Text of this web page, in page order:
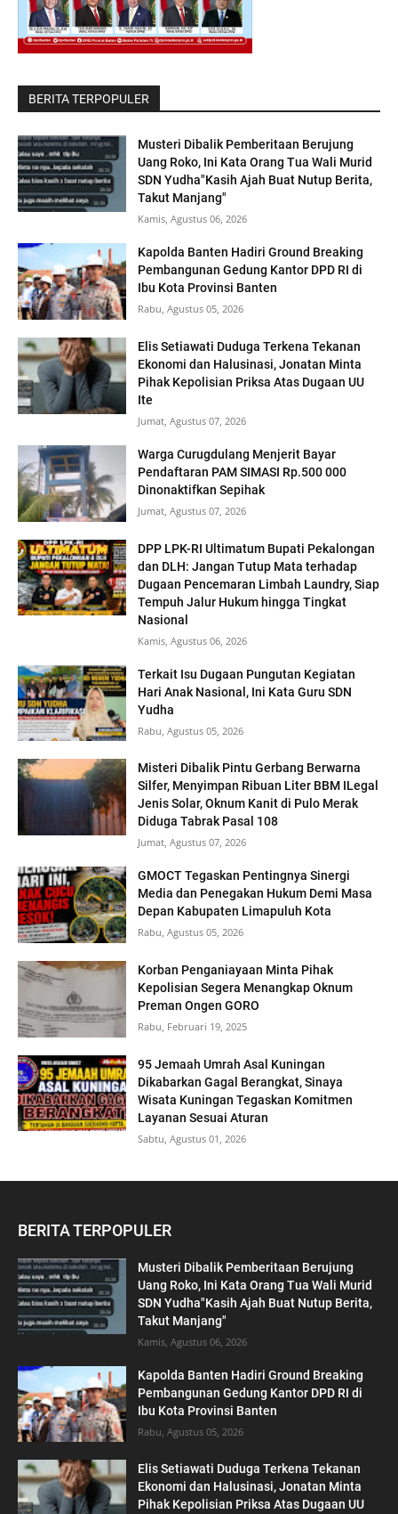
BERITA TERPOPULER
Musteri Dibalik Pemberitaan Berujung
Uang Roko, Ini Kata Orang Tua Wali Murid
SDN Yudha"Kasih Ajah Buat Nutup Berita,
Takut Manjang"
Kamis, Agustus 06, 2026
Kapolda Banten Hadiri Ground Breaking
Pembangunan Gedung Kantor DPD RI di
Ibu Kota Provinsi Banten
Rabu, Agustus 05, 2026
Elis Setiawati Duduga Terkena Tekanan
Ekonomi dan Halusinasi, Jonatan Minta
Pihak Kepolisian Priksa Atas Dugaan UU
Ite
Jumat, Agustus 07, 2026
Warga Curugdulang Menjerit Bayar
Pendaftaran PAM SIMASI Rp.500 000
Dinonaktifkan Sepihak
Jumat, Agustus 07, 2026
DPP LPK-RI Ultimatum Bupati Pekalongan
dan DLH: Jangan Tutup Mata terhadap
Dugaan Pencemaran Limbah Laundry, Siap
Tempuh Jalur Hukum hingga Tingkat
Nasional
Kamis, Agustus 06, 2026
Terkait Isu Dugaan Pungutan Kegiatan
Hari Anak Nasional, Ini Kata Guru SDN
Yudha
Rabu, Agustus 05, 2026
Misteri Dibalik Pintu Gerbang Berwarna
Silfer, Menyimpan Ribuan Liter BBM ILegal
Jenis Solar, Oknum Kanit di Pulo Merak
Diduga Tabrak Pasal 108
Jumat, Agustus 07, 2026
GMOCT Tegaskan Pentingnya Sinergi
Media dan Penegakan Hukum Demi Masa
Depan Kabupaten Limapuluh Kota
Rabu, Agustus 05, 2026
Korban Penganiayaan Minta Pihak
Kepolisian Segera Menangkap Oknum
Preman Ongen GORO
Rabu, Februari 19, 2025
95 Jemaah Umrah Asal Kuningan
Dikabarkan Gagal Berangkat, Sinaya
Wisata Kuningan Tegaskan Komitmen
Layanan Sesuai Aturan
Sabtu, Agustus 01, 2026
BERITA TERPOPULER
Musteri Dibalik Pemberitaan Berujung
Uang Roko, Ini Kata Orang Tua Wali Murid
SDN Yudha"Kasih Ajah Buat Nutup Berita,
Takut Manjang"
Kamis, Agustus 06, 2026
Kapolda Banten Hadiri Ground Breaking
Pembangunan Gedung Kantor DPD RI di
Ibu Kota Provinsi Banten
Rabu, Agustus 05, 2026
Elis Setiawati Duduga Terkena Tekanan
Ekonomi dan Halusinasi, Jonatan Minta
Pihak Kepolisian Priksa Atas Dugaan UU